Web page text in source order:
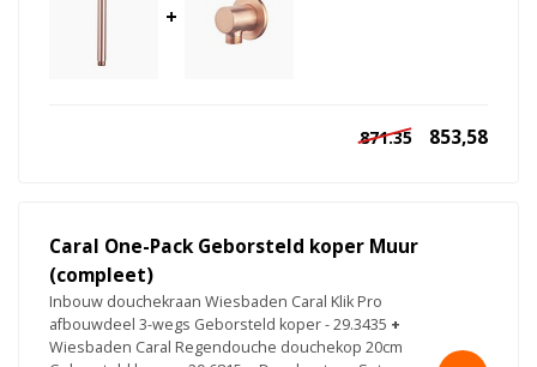
+
871.35 853,58
Caral One-Pack Geborsteld koper Muur
(compleet)
Inbouw douchekraan Wiesbaden Caral Klik Pro
afbouwdeel 3-wegs Geborsteld koper - 29.3435 +
Wiesbaden Caral Regendouche douchekop 20cm